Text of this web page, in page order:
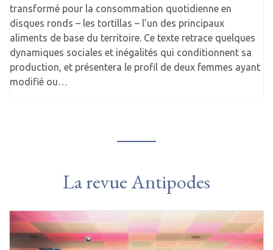
transformé pour la consommation quotidienne en
disques ronds – les tortillas – l’un des principaux
aliments de base du territoire. Ce texte retrace quelques
dynamiques sociales et inégalités qui conditionnent sa
production, et présentera le profil de deux femmes ayant
modifié ou…
La revue Antipodes